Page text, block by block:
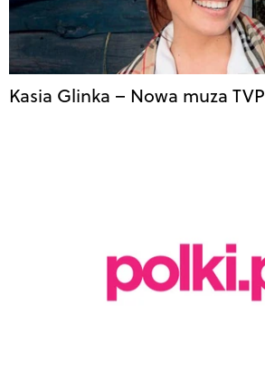
Kasia Glinka – Nowa muza TVP